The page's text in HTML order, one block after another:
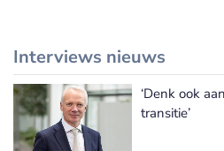
Interviews nieuws
‘Denk ook
transitie’